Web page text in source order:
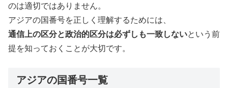
のは適切ではありません。
アジアの国番号を正しく理解するためには、
通信上の区分と政治的区分は必ずしも一致しないという前
提を知っておくことが大切です。
アジアの国番号一覧